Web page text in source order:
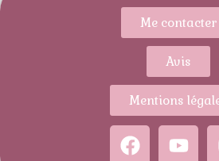
Me contacter
Avis
Mentions